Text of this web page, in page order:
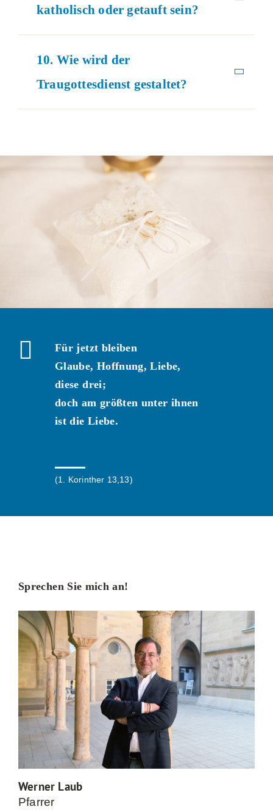
katholisch oder getauft sein?
10. Wie wird der
Traugottesdienst gestaltet?
Für jetzt bleiben
Glaube, Hoffnung, Liebe,
diese drei;
doch am größten unter ihnen
ist die Liebe.
(1. Korinther 13,13)
Sprechen Sie mich an!
Werner Laub
Pfarrer